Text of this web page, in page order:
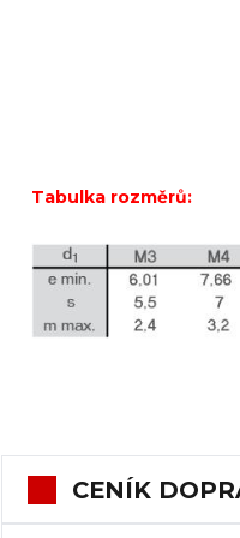
Tabulka rozměrů:
CENÍK